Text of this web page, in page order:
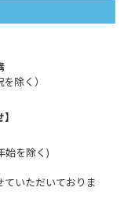
除く）
始を除く)
いただいておりま